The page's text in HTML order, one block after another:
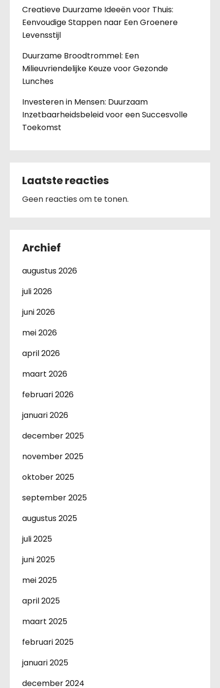
Creatieve Duurzame Ideeën voor Thuis:
Eenvoudige Stappen naar Een Groenere
Levensstijl
Duurzame Broodtrommel: Een
Milieuvriendelijke Keuze voor Gezonde
Lunches
Investeren in Mensen: Duurzaam
Inzetbaarheidsbeleid voor een Succesvolle
Toekomst
Laatste reacties
Geen reacties om te tonen.
Archief
augustus 2026
juli 2026
juni 2026
mei 2026
april 2026
maart 2026
februari 2026
januari 2026
december 2025
november 2025
oktober 2025
september 2025
augustus 2025
juli 2025
juni 2025
mei 2025
april 2025
maart 2025
februari 2025
januari 2025
december 2024